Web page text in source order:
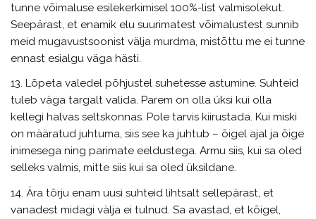
tunne võimaluse esilekerkimisel 100%-list valmisolekut.
Seepärast, et enamik elu suurimatest võimalustest sunnib
meid mugavustsoonist välja murdma, mistõttu me ei tunne
ennast esialgu väga hästi.
13. Lõpeta valedel põhjustel suhetesse astumine. Suhteid
tuleb väga targalt valida. Parem on olla üksi kui olla
kellegi halvas seltskonnas. Pole tarvis kiirustada. Kui miski
on määratud juhtuma, siis see ka juhtub – õigel ajal ja õige
inimesega ning parimate eeldustega. Armu siis, kui sa oled
selleks valmis, mitte siis kui sa oled üksildane.
14. Ära tõrju enam uusi suhteid lihtsalt sellepärast, et
vanadest midagi välja ei tulnud. Sa avastad, et kõigel,